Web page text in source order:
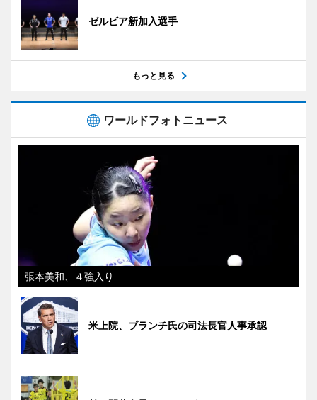
ゼルビア新加入選手
もっと見る
ワールドフォトニュース
張本美和、４強入り
米上院、ブランチ氏の司法長官人事承認